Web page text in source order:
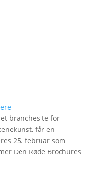
branchesite for
får en
25. februar som
Den Røde Brochures